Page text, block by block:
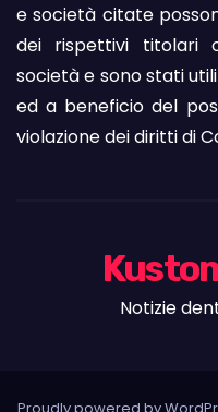
e società citate
dei rispettivi titolari
società e sono stati
ed a beneficio del
violazione dei diritti di
Notizie